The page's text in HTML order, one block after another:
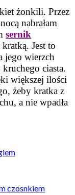
żonkili. Przez
nabrałam
sernik
Jest to
jego wierzch
ciasta.
większej ilości
żeby kratka z
a nie wpadła
czosnkiem